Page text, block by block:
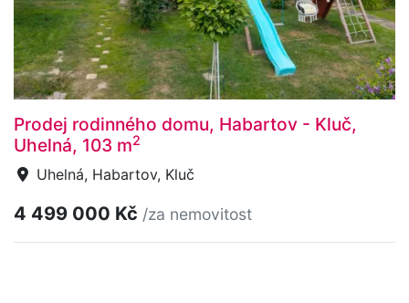
Prodej rodinného domu, Habartov - Kluč,
Uhelná, 103 m2
Uhelná, Habartov, Kluč
4 499 000 Kč /za nemovitost